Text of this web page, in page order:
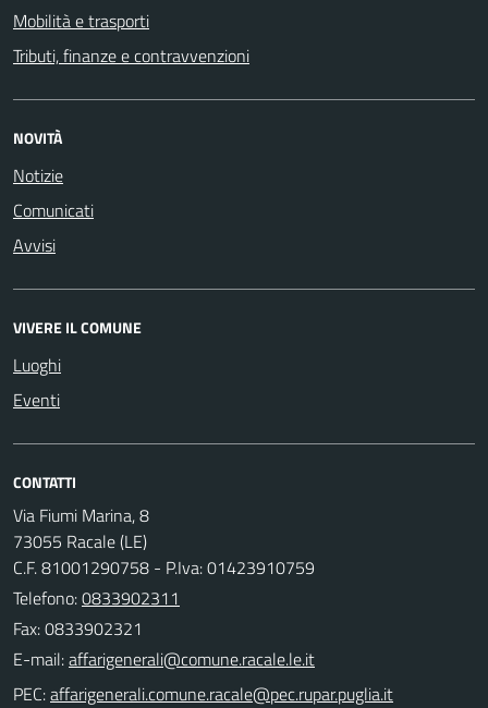
Mobilità e trasporti
Tributi, finanze e contravvenzioni
NOVITÀ
Notizie
Comunicati
Avvisi
VIVERE IL COMUNE
Luoghi
Eventi
CONTATTI
Via Fiumi Marina, 8
73055 Racale (LE)
C.F. 81001290758 - P.Iva: 01423910759
Telefono:0833902311
Fax: 0833902321
E-mail:
PEC: